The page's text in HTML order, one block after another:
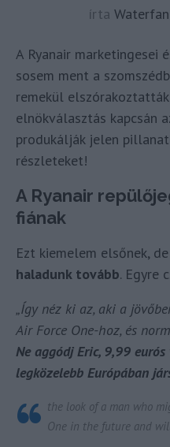
írta Waterfan
A Ryanair marketingesei
sosem ment a
remekül
elnökválasztás kapcsán
produkálják jelen
részleteket!
A Ryanair
fiának
Ezt kiemelem elsőnek,
haladunk tovább. Egyre
„Így néz ki az, aki a
Air Force One-hoz, és
Ne aggódj Eric, 9,99
legközelebb Európában
the look of a man who
One in the future and